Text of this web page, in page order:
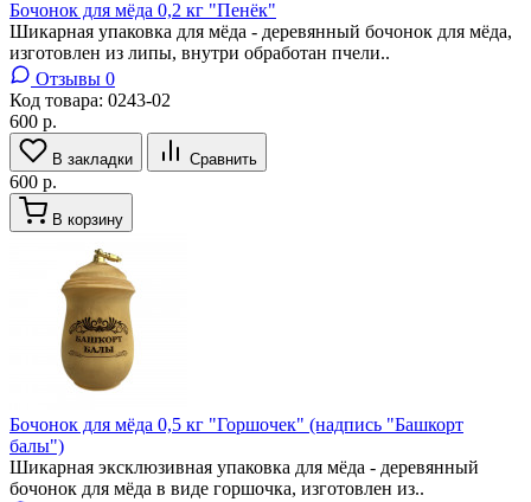
Бочонок для мёда 0,2 кг "Пенёк"
Шикарная упаковка для мёда - деревянный бочонок для мёда,
изготовлен из липы, внутри обработан пчели..
Отзывы 0
Код товара: 0243-02
600 р.
В закладки Сравнить
600 р.
В корзину
Бочонок для мёда 0,5 кг "Горшочек" (надпись "Башкорт
балы")
Шикарная эксклюзивная упаковка для мёда - деревянный
бочонок для мёда в виде горшочка, изготовлен из..